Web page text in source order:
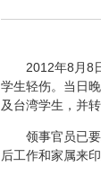
2012年8月8日
学生轻伤。当日
及台湾学生，并
领事官员已要
后工作和家属来